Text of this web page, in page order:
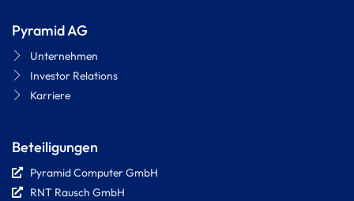
Pyramid AG
Unternehmen
Investor Relations
Karriere
Beteiligungen
Pyramid Computer GmbH
RNT Rausch GmbH